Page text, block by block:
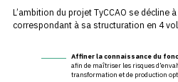
L’ambition du projet TyCCAO se décline
correspondant à sa structuration en 4
Affiner laconnaissance du
afin de maîtriser les risques
transformation et de production